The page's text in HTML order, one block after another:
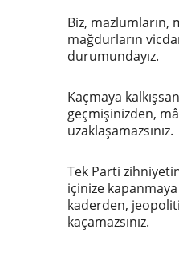
Biz, mazlumların,
mağdurların
durumundayız.
Kaçmaya
geçmişinizden,
uzaklaşamazsınız.
Tek Parti
içinize
kaderden,
kaçamazsınız.